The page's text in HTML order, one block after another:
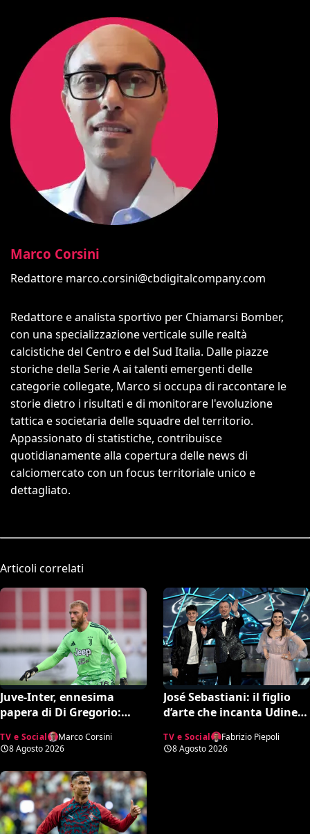
Marco Corsini
Redattore marco.corsini@cbdigitalcompany.com
Redattore e analista sportivo per Chiamarsi Bomber,
con una specializzazione verticale sulle realtà
calcistiche del Centro e del Sud Italia. Dalle piazze
storiche della Serie A ai talenti emergenti delle
categorie collegate, Marco si occupa di raccontare le
storie dietro i risultati e di monitorare l'evoluzione
tattica e societaria delle squadre del territorio.
Appassionato di statistiche, contribuisce
quotidianamente alla copertura delle news di
calciomercato con un focus territoriale unico e
dettagliato.
Articoli correlati
Juve-Inter, ennesima
papera di Di Gregorio:
web chiede un nuovo
portiere
TV e Social
Marco Corsini
8 Agosto 2026
José Sebastiani: il figlio
d’arte che incanta Udine.
Festival di Sanremo, ora
sogna il debutto in Serie A
TV e Social
Fabrizio Piepoli
8 Agosto 2026